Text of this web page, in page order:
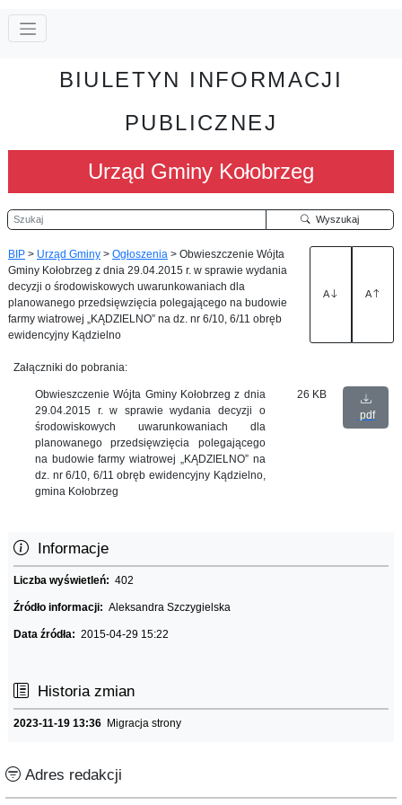
BIULETYN INFORMACJI
PUBLICZNEJ
Urząd Gminy Kołobrzeg
Szukaj Wyszukaj
BIP > Urząd Gminy > Ogłoszenia > Obwieszczenie Wójta
Gminy Kołobrzeg z dnia 29.04.2015 r. w sprawie wydania
decyzji o środowiskowych uwarunkowaniach dla
planowanego przedsięwzięcia polegającego na budowie
farmy wiatrowej „KĄDZIELNO” na dz. nr 6/10, 6/11 obręb
ewidencyjny Kądzielno
A A
Załączniki do pobrania:
Obwieszczenie Wójta Gminy Kołobrzeg z dnia
29.04.2015 r. w sprawie wydania decyzji o
środowiskowych uwarunkowaniach dla
planowanego przedsięwzięcia polegającego
na budowie farmy wiatrowej „KĄDZIELNO” na
dz. nr 6/10, 6/11 obręb ewidencyjny Kądzielno,
gmina Kołobrzeg
26 KB
pdf
Informacje
Liczba wyświetleń: 402
Źródło informacji: Aleksandra Szczygielska
Data źródła: 2015-04-29 15:22
Historia zmian
2023-11-19 13:36 Migracja strony
Adres redakcji